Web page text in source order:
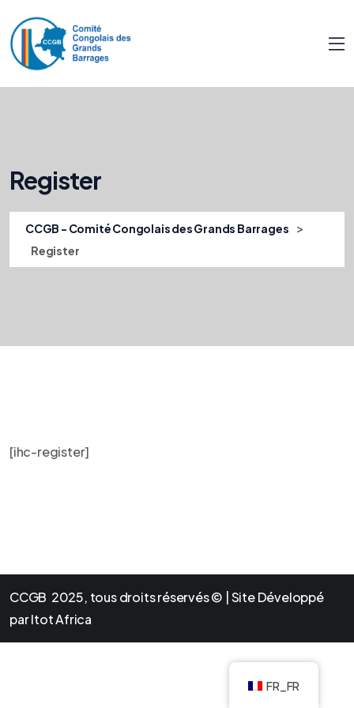
Register
CCGB - Comité Congolais des Grands Barrages >
Register
[ihc-register]
CCGB 2025, tous droits réservés © | Site Développé
par Itot Africa
FR_FR